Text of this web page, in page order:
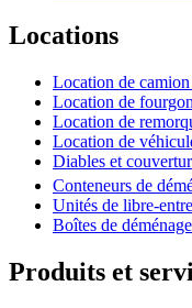
Locations
Location de
Location de
Location de
Location de
Diables et
Conteneurs de
Unités de libre-
Boîtes de
Produits et